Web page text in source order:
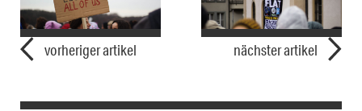
vorheriger artikel nächster artikel